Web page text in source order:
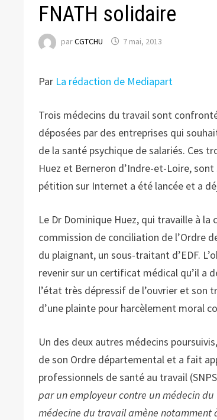
FNATH solidaire
parCGTCHU 7 mai, 2013
Par La rédaction de Mediapart
Trois médecins du travail sont
déposées par des entreprises qui
de la santé psychique de salariés. Ces
Huez et Berneron d’Indre-et-Loire,
pétition sur Internet a été lancée et a
Le Dr Dominique Huez, qui travaille à
commission de conciliation de l’Ordre
du plaignant, un sous-traitant d’EDF.
revenir sur un certificat médical qu’il a
l’état très dépressif de l’ouvrier et son
d’une plainte pour harcèlement moral
Un des deux autres médecins
de son Ordre départemental et a fait
professionnels de santé au travail
par un employeur contre un médecin du
médecine du travail amène notamment